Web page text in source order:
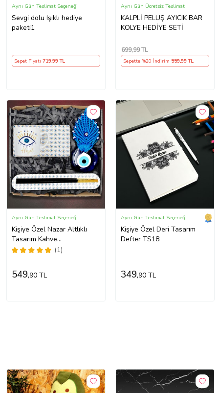
Sevgi dolu Işıklı hediye
paketi1
Aynı Gün Teslimat Seçeneği
Sepet Fiyatı 719,99 TL
KALPLİ PELUŞ AYICIK BAR
KOLYE HEDİYE SETİ
Aynı Gün Ücretsiz Teslimat
699,99 TL
Sepette %20 İndirim 559,99 TL
Kişiye Özel Nazar Altlıklı
Tasarım Kahve
Fincanı&Nazar Süs&Nazar
(1)
Aynı Gün Teslimat Seçeneği
549,90 TL
Kişiye Özel Deri Tasarım
Defter TS18
Aynı Gün Teslimat Seçeneği
349,90 TL